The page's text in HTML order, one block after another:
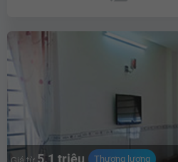
5.1 triệu Thương lượng